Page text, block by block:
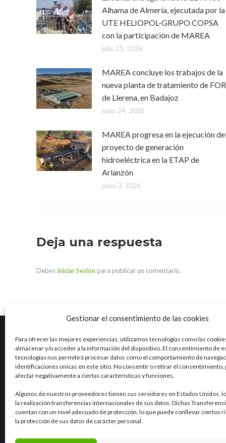
Gestionar el consentimiento de las cookies
Para ofrecer las mejores experiencias, utilizamos tecnologías como las
almacenar y/o acceder a la información del dispositivo. El consentimiento de
tecnologías nos permitirá procesar datos como el comportamiento de
identificaciones únicas en este sitio. No consentir o retirar el consentimiento,
afectar negativamente a ciertas características y funciones.
Algunos de nuestros proveedores tienen sus servidores en Estados Unidos,
la realización transferencias internacionales de sus datos. Dichas
cuentan con un nivel adecuado de protección, lo que puede conllevar ciertos
la protección de sus datos de carácter personal.
Alhama de Almería, ejecutada por la
UTE HELIOPOL-GRUPO COPSA
con la participación de MAREA
julio 21, 2026
MAREA concluye los trabajos de la
nueva planta de tratamiento de
de Llerena, en Badajoz
junio 24, 2026
MAREA progresa en la ejecución
proyecto de generación
hidroeléctrica en la ETAP de
Arlanzón
junio 3, 2026
Deja una respuesta
Debes Iniciar Sesión para publicar un comentario.
Marea es una empresa con una dilatada experiencia en el
ciclo integral del agua y otros campos como la industria, la
agricultura, el sector alimentario o la minería.Ver RSE
LinkedIn